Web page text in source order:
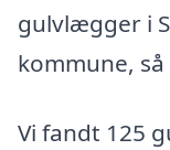
gulvlægger i
kommune,
Vi fandt 125